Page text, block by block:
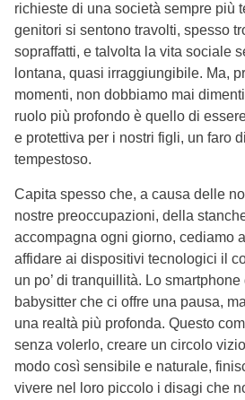
richieste di una società sempre più
genitori si sentono travolti, spesso
sopraffatti, e talvolta la vita sociale
lontana, quasi irraggiungibile. Ma,
momenti, non dobbiamo mai
ruolo più profondo è quello di
e protettiva per i nostri figli, un faro
tempestoso.
Capita spesso che, a causa delle
nostre preoccupazioni, della
accompagna ogni giorno, cediamo
affidare ai dispositivi tecnologici il
un po’ di tranquillità. Lo
babysitter che ci offre una pausa,
una realtà più profonda. Questo
senza volerlo, creare un circolo
modo così sensibile e naturale,
vivere nel loro piccolo i disagi che